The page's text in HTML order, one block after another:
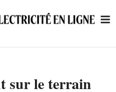
sur le terrain